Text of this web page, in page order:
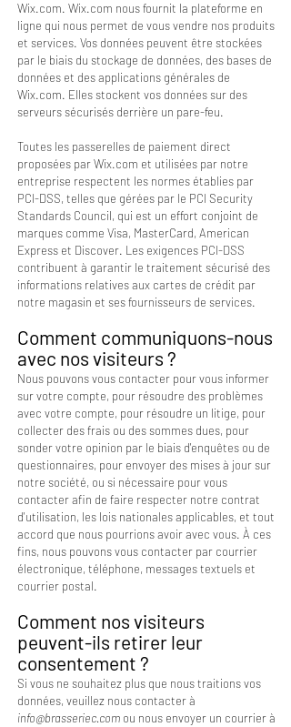
Wix.com. Wix.com nous fournit la plateforme en
ligne qui nous permet de vous vendre nos produits
et services. Vos données peuvent être stockées
par le biais du stockage de données, des bases de
données et des applications générales de
Wix.com. Elles stockent vos données sur des
serveurs sécurisés derrière un pare-feu.
Toutes les passerelles de paiement direct
proposées par Wix.com et utilisées par notre
entreprise respectent les normes établies par
PCI-DSS, telles que gérées par le PCI Security
Standards Council, qui est un effort conjoint de
marques comme Visa, MasterCard, American
Express et Discover. Les exigences PCI-DSS
contribuent à garantir le traitement sécurisé des
informations relatives aux cartes de crédit par
notre magasin et ses fournisseurs de services.
Comment communiquons-nous
avec nos visiteurs ?
Nous pouvons vous contacter pour vous informer
sur votre compte, pour résoudre des problèmes
avec votre compte, pour résoudre un litige, pour
collecter des frais ou des sommes dues, pour
sonder votre opinion par le biais d'enquêtes ou de
questionnaires, pour envoyer des mises à jour sur
notre société, ou si nécessaire pour vous
contacter afin de faire respecter notre contrat
d'utilisation, les lois nationales applicables, et tout
accord que nous pourrions avoir avec vous. À ces
fins, nous pouvons vous contacter par courrier
électronique, téléphone, messages textuels et
courrier postal.
Comment nos visiteurs
peuvent-ils retirer leur
consentement ?
Si vous ne souhaitez plus que nous traitions vos
données, veuillez nous contacter à
info@brasseriec.com ou nous envoyer un courrier à